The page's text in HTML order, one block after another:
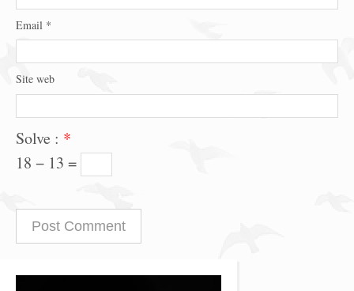
Email *
Site web
Solve : *
18 − 13 =